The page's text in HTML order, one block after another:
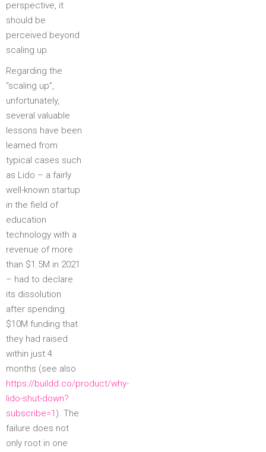
perspective, it
should be
perceived beyond
scaling up.
Regarding the
“scaling up”,
unfortunately,
several valuable
lessons have been
learned from
typical cases such
as Lido – a fairly
well-known startup
in the field of
education
technology with a
revenue of more
than $1.5M in 2021
– had to declare
its dissolution
after spending
$10M funding that
they had raised
within just 4
months (see also
https://buildd.co/product/why-
lido-shut-down?
subscribe=1). The
failure does not
only root in one